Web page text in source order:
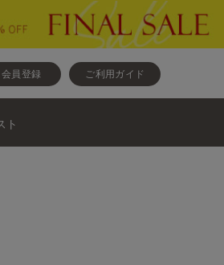
会員登録 ご利用ガイド
ト